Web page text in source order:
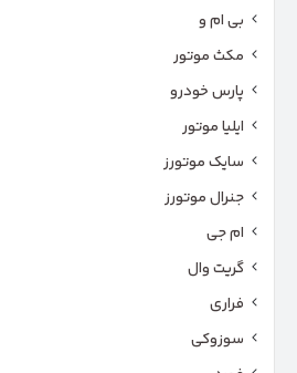
بی ام و
مکث موتور
پارس‌ خودرو
ایلیا موتور
سایک موتورز
جنرال موتورز
ام جی
گریت وال
فراری
سوزوکی